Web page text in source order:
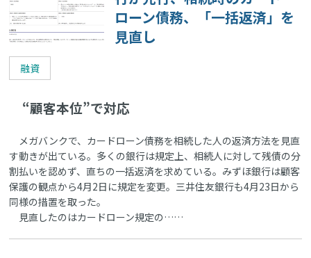
ローン債務、「一括返済」を
見直し
融資
“顧客本位”で対応
メガバンクで、カードローン債務を相続した人の返済方法を見直
す動きが出ている。多くの銀行は規定上、相続人に対して残債の分
割払いを認めず、直ちの一括返済を求めている。みずほ銀行は顧客
保護の観点から4月2日に規定を変更。三井住友銀行も4月23日から
同様の措置を取った。
見直したのはカードローン規定の……